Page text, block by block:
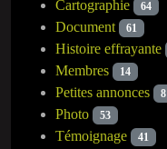
Cartographie 64
Document 61
Histoire effrayante
Membres 14
Petites annonces 8
Photo 53
Témoignage 41